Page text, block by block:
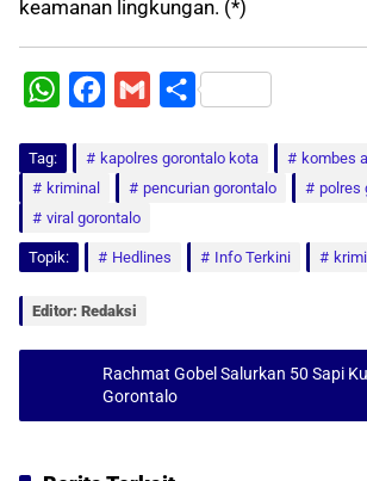
keamanan lingkungan. (*)
W
t
A
p
c
o
o
a
i
S
a
r
Tag: kapolres gorontalo kota
kombes
kriminal
pencurian gorontalo
polres
viral gorontalo
Topik: Hedlines Info Terkini
Editor: Redaksi
Rachmat Gobel Salurkan 50 Sapi
Gorontalo